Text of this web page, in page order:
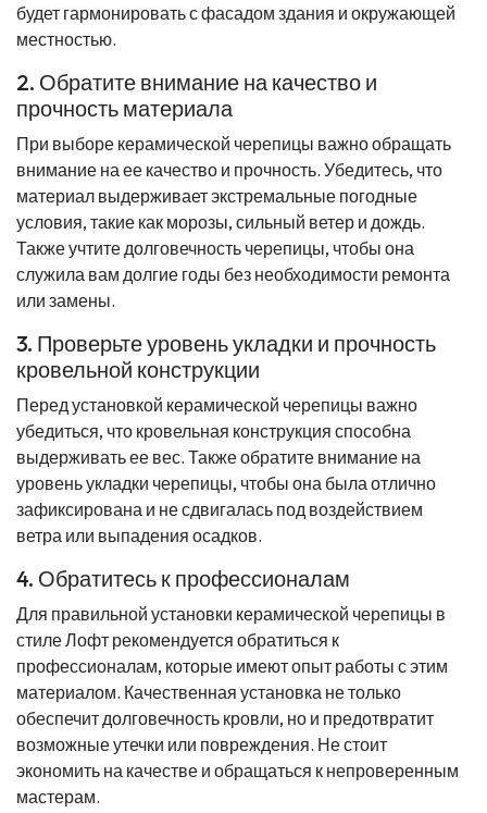
будет гармонировать с фасадом здания и окружающей
местностью.
2. Обратите внимание на качество и
прочность материала
При выборе керамической черепицы важно обращать
внимание на ее качество и прочность. Убедитесь, что
материал выдерживает экстремальные погодные
условия, такие как морозы, сильный ветер и дождь.
Также учтите долговечность черепицы, чтобы она
служила вам долгие годы без необходимости ремонта
или замены.
3. Проверьте уровень укладки и прочность
кровельной конструкции
Перед установкой керамической черепицы важно
убедиться, что кровельная конструкция способна
выдерживать ее вес. Также обратите внимание на
уровень укладки черепицы, чтобы она была отлично
зафиксирована и не сдвигалась под воздействием
ветра или выпадения осадков.
4. Обратитесь к профессионалам
Для правильной установки керамической черепицы в
стиле Лофт рекомендуется обратиться к
профессионалам, которые имеют опыт работы с этим
материалом. Качественная установка не только
обеспечит долговечность кровли, но и предотвратит
возможные утечки или повреждения. Не стоит
экономить на качестве и обращаться к непроверенным
мастерам.